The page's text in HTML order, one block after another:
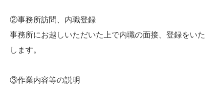
②事務所訪問、内職登録
事務所にお越しいただいた上で内職の面接、登録をいた
します。
③作業内容等の説明